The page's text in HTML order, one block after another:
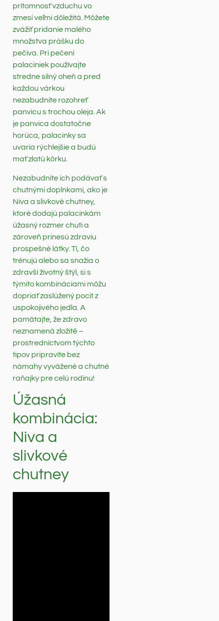
prítomnosť vzduchu vo
zmesí veľmi dôležitá. Môžete
zvážiť pridanie malého
množstva prášku do
pečiva. Pri pečení
palaciniek používajte
stredne silný oheň a pred
každou várkou
nezabudnite rozohreť
panvicu s trochou oleja. Ak
je panvica dostatočne
horúca, palacinky sa
uvaria rýchlejšie a budú
mať zlatú kôrku.
Nezabudnite ich podávať s
chutnými doplnkami, ako je
Niva a slivkové chutney,
ktoré dodajú palacinkám
úžasný rozmer chuti a
zároveň prinesú zdraviu
prospešné látky. Tí, čo
trénujú alebo sa snažia o
zdravší životný štýl, si s
týmito kombináciami môžu
dopriať zaslúžený pocit z
uspokojivého jedla. A
pamätajte, že zdravo
neznamená zložitě –
prostredníctvom týchto
tipov pripravíte bez
námahy vyvážené a chutné
raňajky pre celú rodinu!
Úžasná
kombinácia:
Niva a
slivkové
chutney